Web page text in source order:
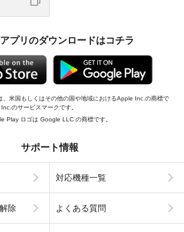
プリのダウンロードはコチラ
米国もしくはその他の国や地域におけるApple Inc.の商標で
のサービスマークです。
Play ロゴは Google LLC の商標です。
サポート情報
対応機種一覧
除 よくある質問